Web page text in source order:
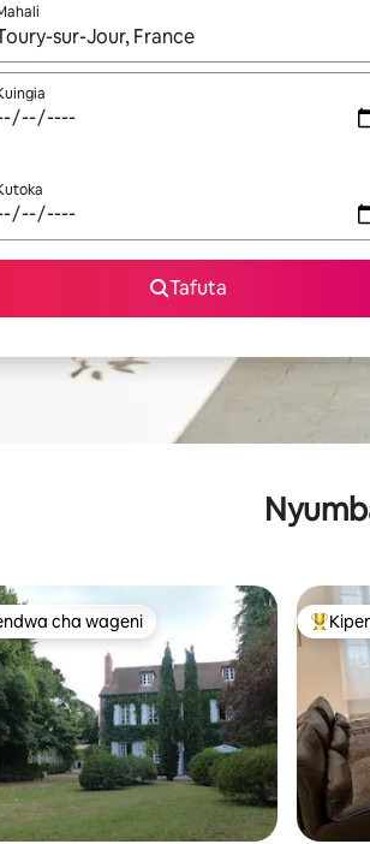
matokeo yanapatikana, vinjari kwa
Tafuta
maarufu cha wageni
cha wageni